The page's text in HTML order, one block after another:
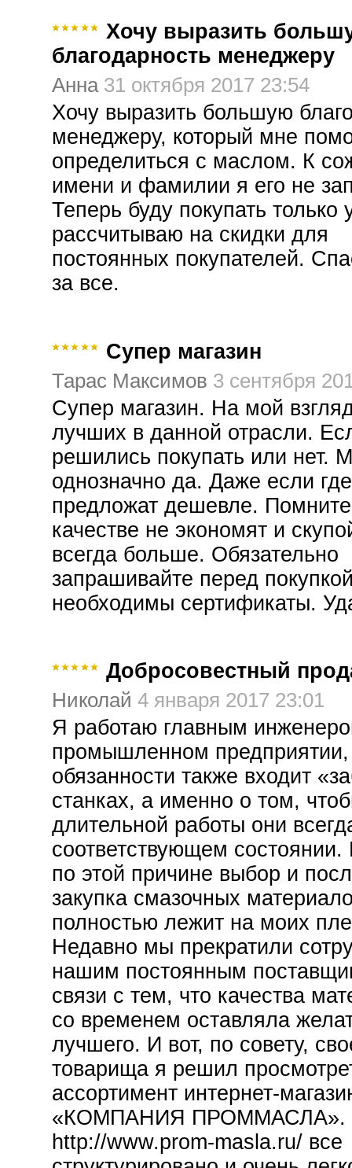
Хочу выразить
благодарность менеджеру
Анна 31 октября 2017 23:54
Хочу выразить большую
менеджеру, который мне
определиться с маслом. К
имени и фамилии я его не
Теперь буду покупать только
рассчитываю на скидки для
постоянных покупателей.
за все.
Супер магазин
Тарас Максимов 3 сентября
Супер магазин. На мой
лучших в данной отрасли.
решились покупать или нет.
однозначно да. Даже если
предложат дешевле.
качестве не экономят и
всегда больше. Обязательно
запрашивайте перед
необходимы сертификаты.
Добросовестный
Николай 4 января 2017 23:01
Я работаю главным
промышленном
обязанности также входит
станках, а именно о том,
длительной работы они
соответствующем
по этой причине выбор и
закупка смазочных
полностью лежит на моих
Недавно мы прекратили
нашим постоянным
связи с тем, что качества
со временем оставляла
лучшего. И вот, по совету,
товарища я решил
ассортимент интернет-
«КОМПАНИЯ ПРОММАСЛА».
http://www.prom-masla.ru/ все